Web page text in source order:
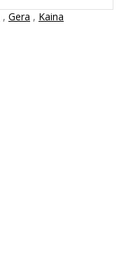
, Gera , Kaina